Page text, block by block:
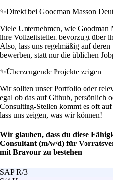
✨Direkt bei Goodman Masson
Viele Unternehmen, wie Goodman
ihre Vollzeitstellen bevorzugt über
Also, lass uns regelmäßig auf
bewerben, statt nur die üblichen
✨Überzeugende Projekte zeigen
Wir sollten unser Portfolio oder
egal ob das auf Github, persönlich
Consulting-Stellen kommt es oft
lass uns zeigen, was wir können!
Wir glauben, dass du diese
Consultant (m/w/d) für
mit Bravour zu bestehen
SAP R/3